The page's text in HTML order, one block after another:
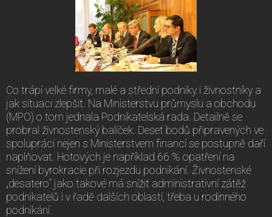
Co trápí velké firmy, malé a střední podniky i živnostníky a
jak situaci zlepšit. Na Ministerstvu průmyslu a obchodu
(MPO) o tom jednala Podnikatelská rada. Detailně se
probral živnostenský balíček. Deset bodů připravených ve
spolupráci nejen s Ministerstvem financí se postupně daří
naplňovat. Hotových je například 66 % opatření na
snížení byrokracie při rozjezdu podnikání. Živnostenské
„desatero“ jako takové má snížit administrativní zátěž
podnikatelů i v řadě dalších oblastí, třeba u rodinného
podnikání.